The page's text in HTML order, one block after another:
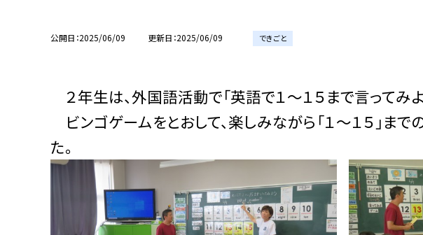
公開日 2025/06/09 更新日 2025/06/09 できごと
２年生は、外国語活動で「英語で１～１５まで言ってみ
ビンゴゲームをとおして、楽しみながら「１～１５」ま
た。